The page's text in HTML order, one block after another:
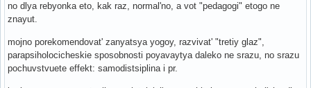
no dlya rebyonka eto, kak raz, normal'no, a vot "pedagogi" etogo ne
znayut.
mojno porekomendovat' zanyatsya yogoy, razvivat' "tretiy glaz",
parapsiholocicheskie sposobnosti poyavaytya daleko ne srazu, no srazu
pochuvstvuete effekt: samodistsiplina i pr.